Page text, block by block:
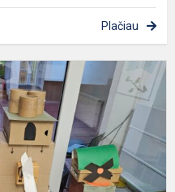
Plačiau